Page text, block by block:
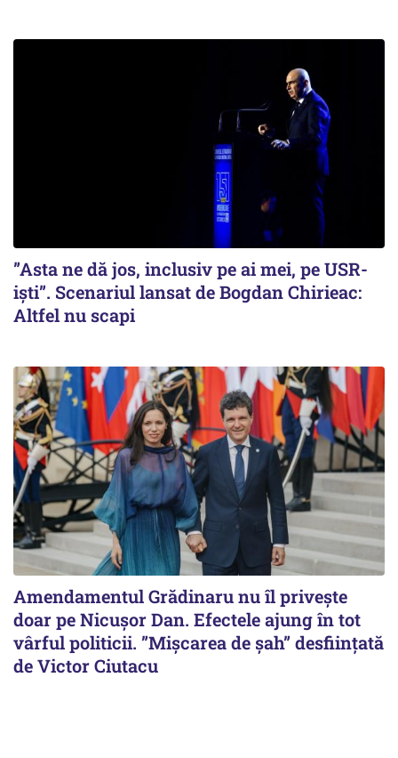
”Asta ne dă jos, inclusiv pe ai mei, pe USR-
iști”. Scenariul lansat de Bogdan Chirieac:
Altfel nu scapi
Amendamentul Grădinaru nu îl privește
doar pe Nicușor Dan. Efectele ajung în tot
vârful politicii. ”Mișcarea de șah” desființată
de Victor Ciutacu